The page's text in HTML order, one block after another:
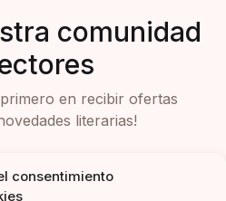
consentimiento
comunidad
en recibir ofertas
literarias!